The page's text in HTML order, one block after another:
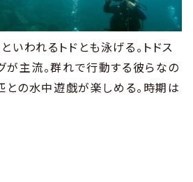
われるトドとも泳げる。トドス
が主流。群れで行動する彼らなの
との水中遊戯が楽しめる。時期は